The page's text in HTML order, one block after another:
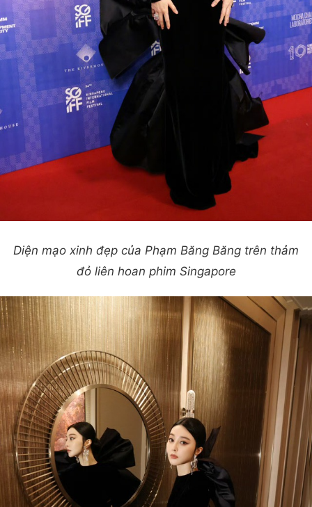
Diện mạo xinh đẹp của Phạm Băng Băng trên thảm
đỏ liên hoan phim Singapore